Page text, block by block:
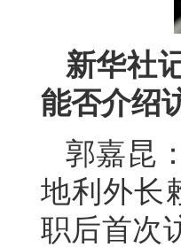
新华社
能否介绍
郭嘉昆
地利外长
职后首次